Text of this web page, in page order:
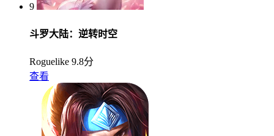
9
斗罗大陆：逆转时空
Roguelike 9.8分
查看